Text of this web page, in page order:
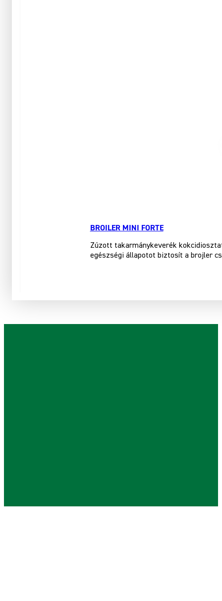
BROILER MINI FORTE
Zúzott takarmánykeverék
egészségi állapotot biztosít a brojler